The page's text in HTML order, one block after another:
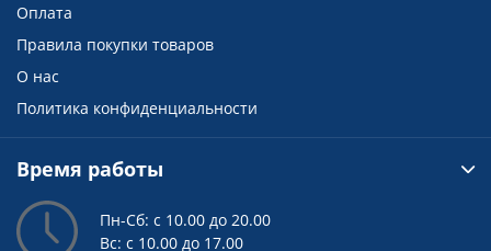
Оплата
Правила покупки товаров
О нас
Политика конфиденциальности
Время работы
Пн-Сб: с 10.00 до 20.00
Вс: с 10.00 до 17.00